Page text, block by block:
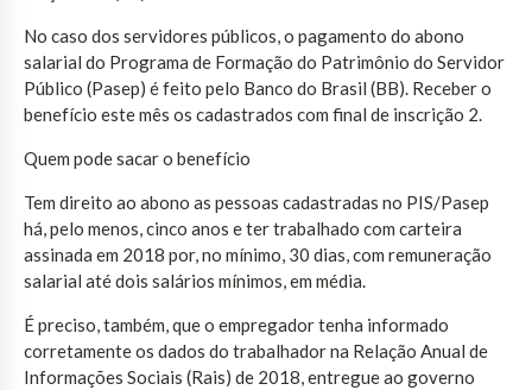
No caso dos servidores públicos, o pagamento do abono
salarial do Programa de Formação do Patrimônio do Servidor
Público (Pasep) é feito pelo Banco do Brasil (BB). Receber o
benefício este mês os cadastrados com final de inscrição 2.
Quem pode sacar o benefício
Tem direito ao abono as pessoas cadastradas no PIS/Pasep
há, pelo menos, cinco anos e ter trabalhado com carteira
assinada em 2018 por, no mínimo, 30 dias, com remuneração
salarial até dois salários mínimos, em média.
É preciso, também, que o empregador tenha informado
corretamente os dados do trabalhador na Relação Anual de
Informações Sociais (Rais) de 2018, entregue ao governo